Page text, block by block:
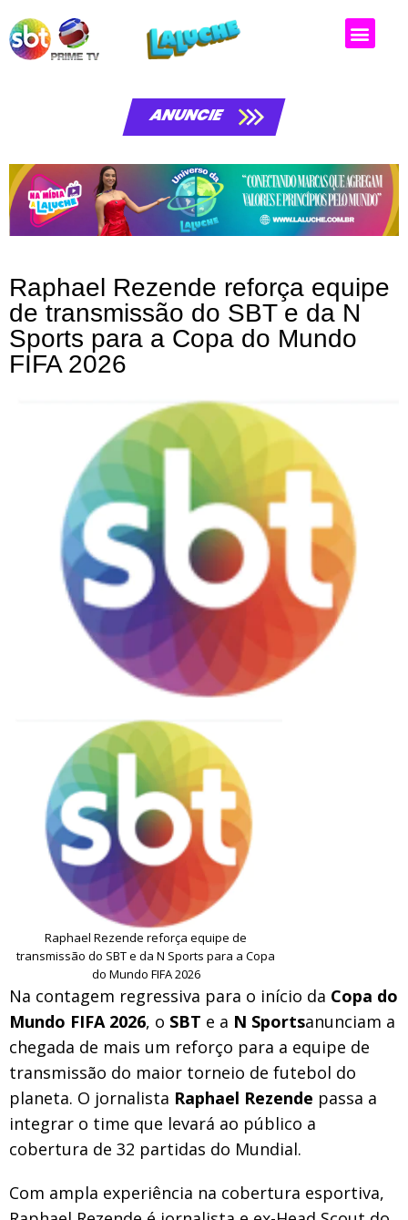
ANUNCIE
Raphael Rezende reforça equipe
de transmissão do SBT e da N
Sports para a Copa do Mundo
FIFA 2026
Raphael Rezende reforça equipe de
transmissão do SBT e da N Sports para a Copa
do Mundo FIFA 2026
Na contagem regressiva para o início da Copa do
Mundo FIFA 2026, o SBT e a N Sportsanunciam a
chegada de mais um reforço para a equipe de
transmissão do maior torneio de futebol do
planeta. O jornalista Raphael Rezende passa a
integrar o time que levará ao público a
cobertura de 32 partidas do Mundial.
Com ampla experiência na cobertura esportiva,